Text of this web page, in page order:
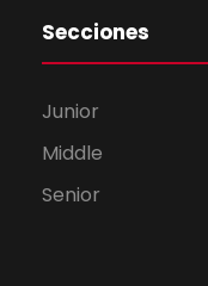
Secciones
Junior
Middle
Senior